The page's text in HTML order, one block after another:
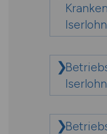
Iserlohn
Iserlohn